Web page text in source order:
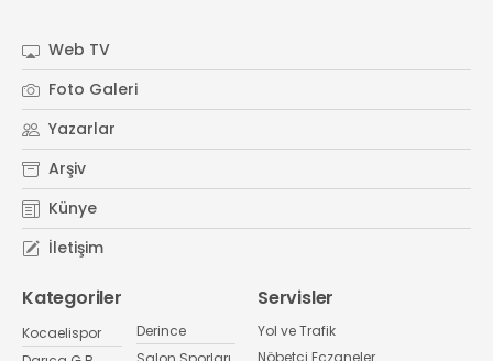
Web TV
Foto Galeri
Yazarlar
Arşiv
Künye
İletişim
Kategoriler
Kocaelispor
Derince
Servisler
Yol ve Trafik